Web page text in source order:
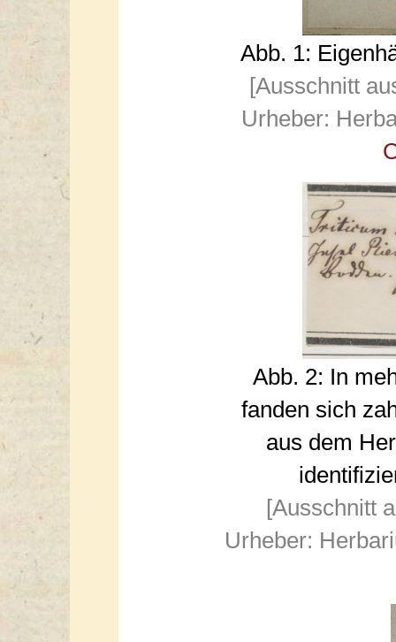
Abb. 1:
[Ausschnitt
Urheber:
Abb. 2: In
fanden sich
aus dem
[Ausschnitt
Urheber: